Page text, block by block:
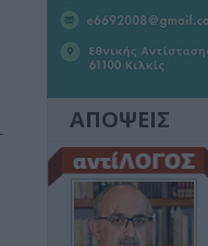
ΑΠΟΨΕΙΣ